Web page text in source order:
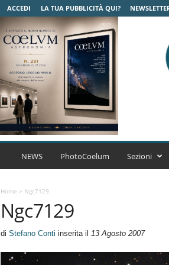
ACCEDI LA TUA PUBBLICITÀ QUI?
C
r
NEWS PhotoCoelum Sezioni
Home > Ngc7129
Ngc7129
di Stefano Conti inserita il 13 Agosto 2007